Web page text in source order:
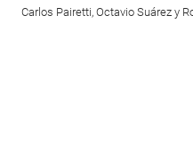
Carlos Pairetti, Octavio Suárez y